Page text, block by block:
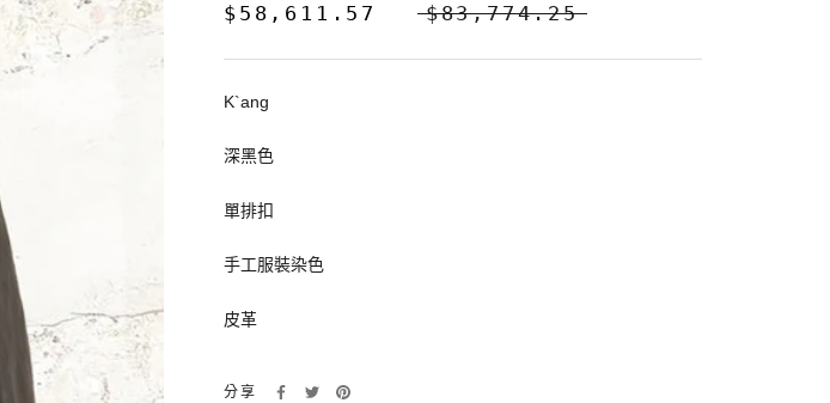
$58,611.57 $83,774.25
K`ang
深黑色
單排扣
手工服裝染色
皮革
分享